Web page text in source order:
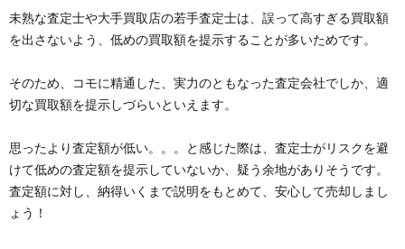
未熟な査定士や大手買取店の若手査定士は、誤って高すぎる買取額
を出さないよう、低めの買取額を提示することが多いためです。
そのため、コモに精通した、実力のともなった査定会社でしか、適
切な買取額を提示しづらいといえます。
思ったより査定額が低い。。。と感じた際は、査定士がリスクを避
けて低めの査定額を提示していないか、疑う余地がありそうです。
査定額に対し、納得いくまで説明をもとめて、安心して売却しまし
ょう！